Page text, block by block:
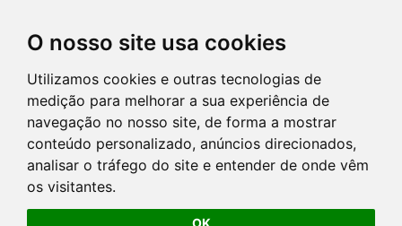
O nosso site usa cookies
Utilizamos cookies e outras tecnologias de
medição para melhorar a sua experiência de
navegação no nosso site, de forma a mostrar
conteúdo personalizado, anúncios direcionados,
analisar o tráfego do site e entender de onde vêm
os visitantes.
OK